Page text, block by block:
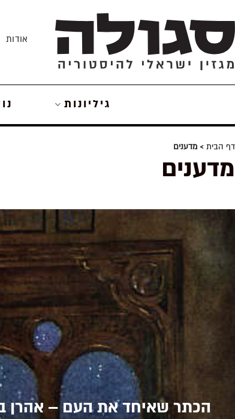
to
content
אודות
גיליונות
דף הבית > מדענים
מדענים
הכתר שאיחד את העם – אהרן